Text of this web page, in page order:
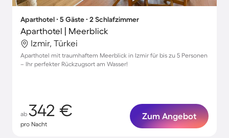
Aparthotel ∙ 5 Gäste ∙ 2 Schlafzimmer
Aparthotel | Meerblick
Izmir, Türkei
Aparthotel mit traumhaftem Meerblick in Izmir für bis zu 5 Personen
– Ihr perfekter Rückzugsort am Wasser!
ab 342 €
pro Nacht
Zum Angebot